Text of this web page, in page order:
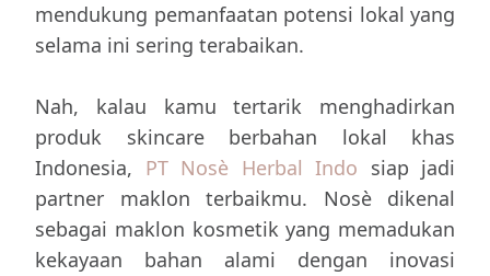
mendukung pemanfaatan potensi lokal yang
selama ini sering terabaikan.
Nah, kalau kamu tertarik menghadirkan
produk skincare berbahan lokal khas
Indonesia, PT Nosè Herbal Indo siap jadi
partner maklon terbaikmu. Nosè dikenal
sebagai maklon kosmetik yang memadukan
kekayaan bahan alami dengan inovasi